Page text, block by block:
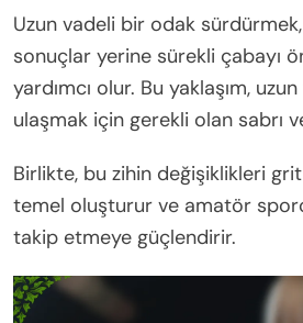
Uzun vadeli bir odak
sonuçlar yerine sürekli çabayı
yardımcı olur. Bu yaklaşım,
ulaşmak için gerekli olan sabrı
Birlikte, bu zihin değişiklikleri
temel oluşturur ve amatör
takip etmeye güçlendirir.